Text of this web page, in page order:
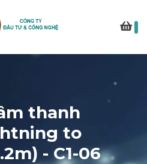
thanh
to
- C1-06